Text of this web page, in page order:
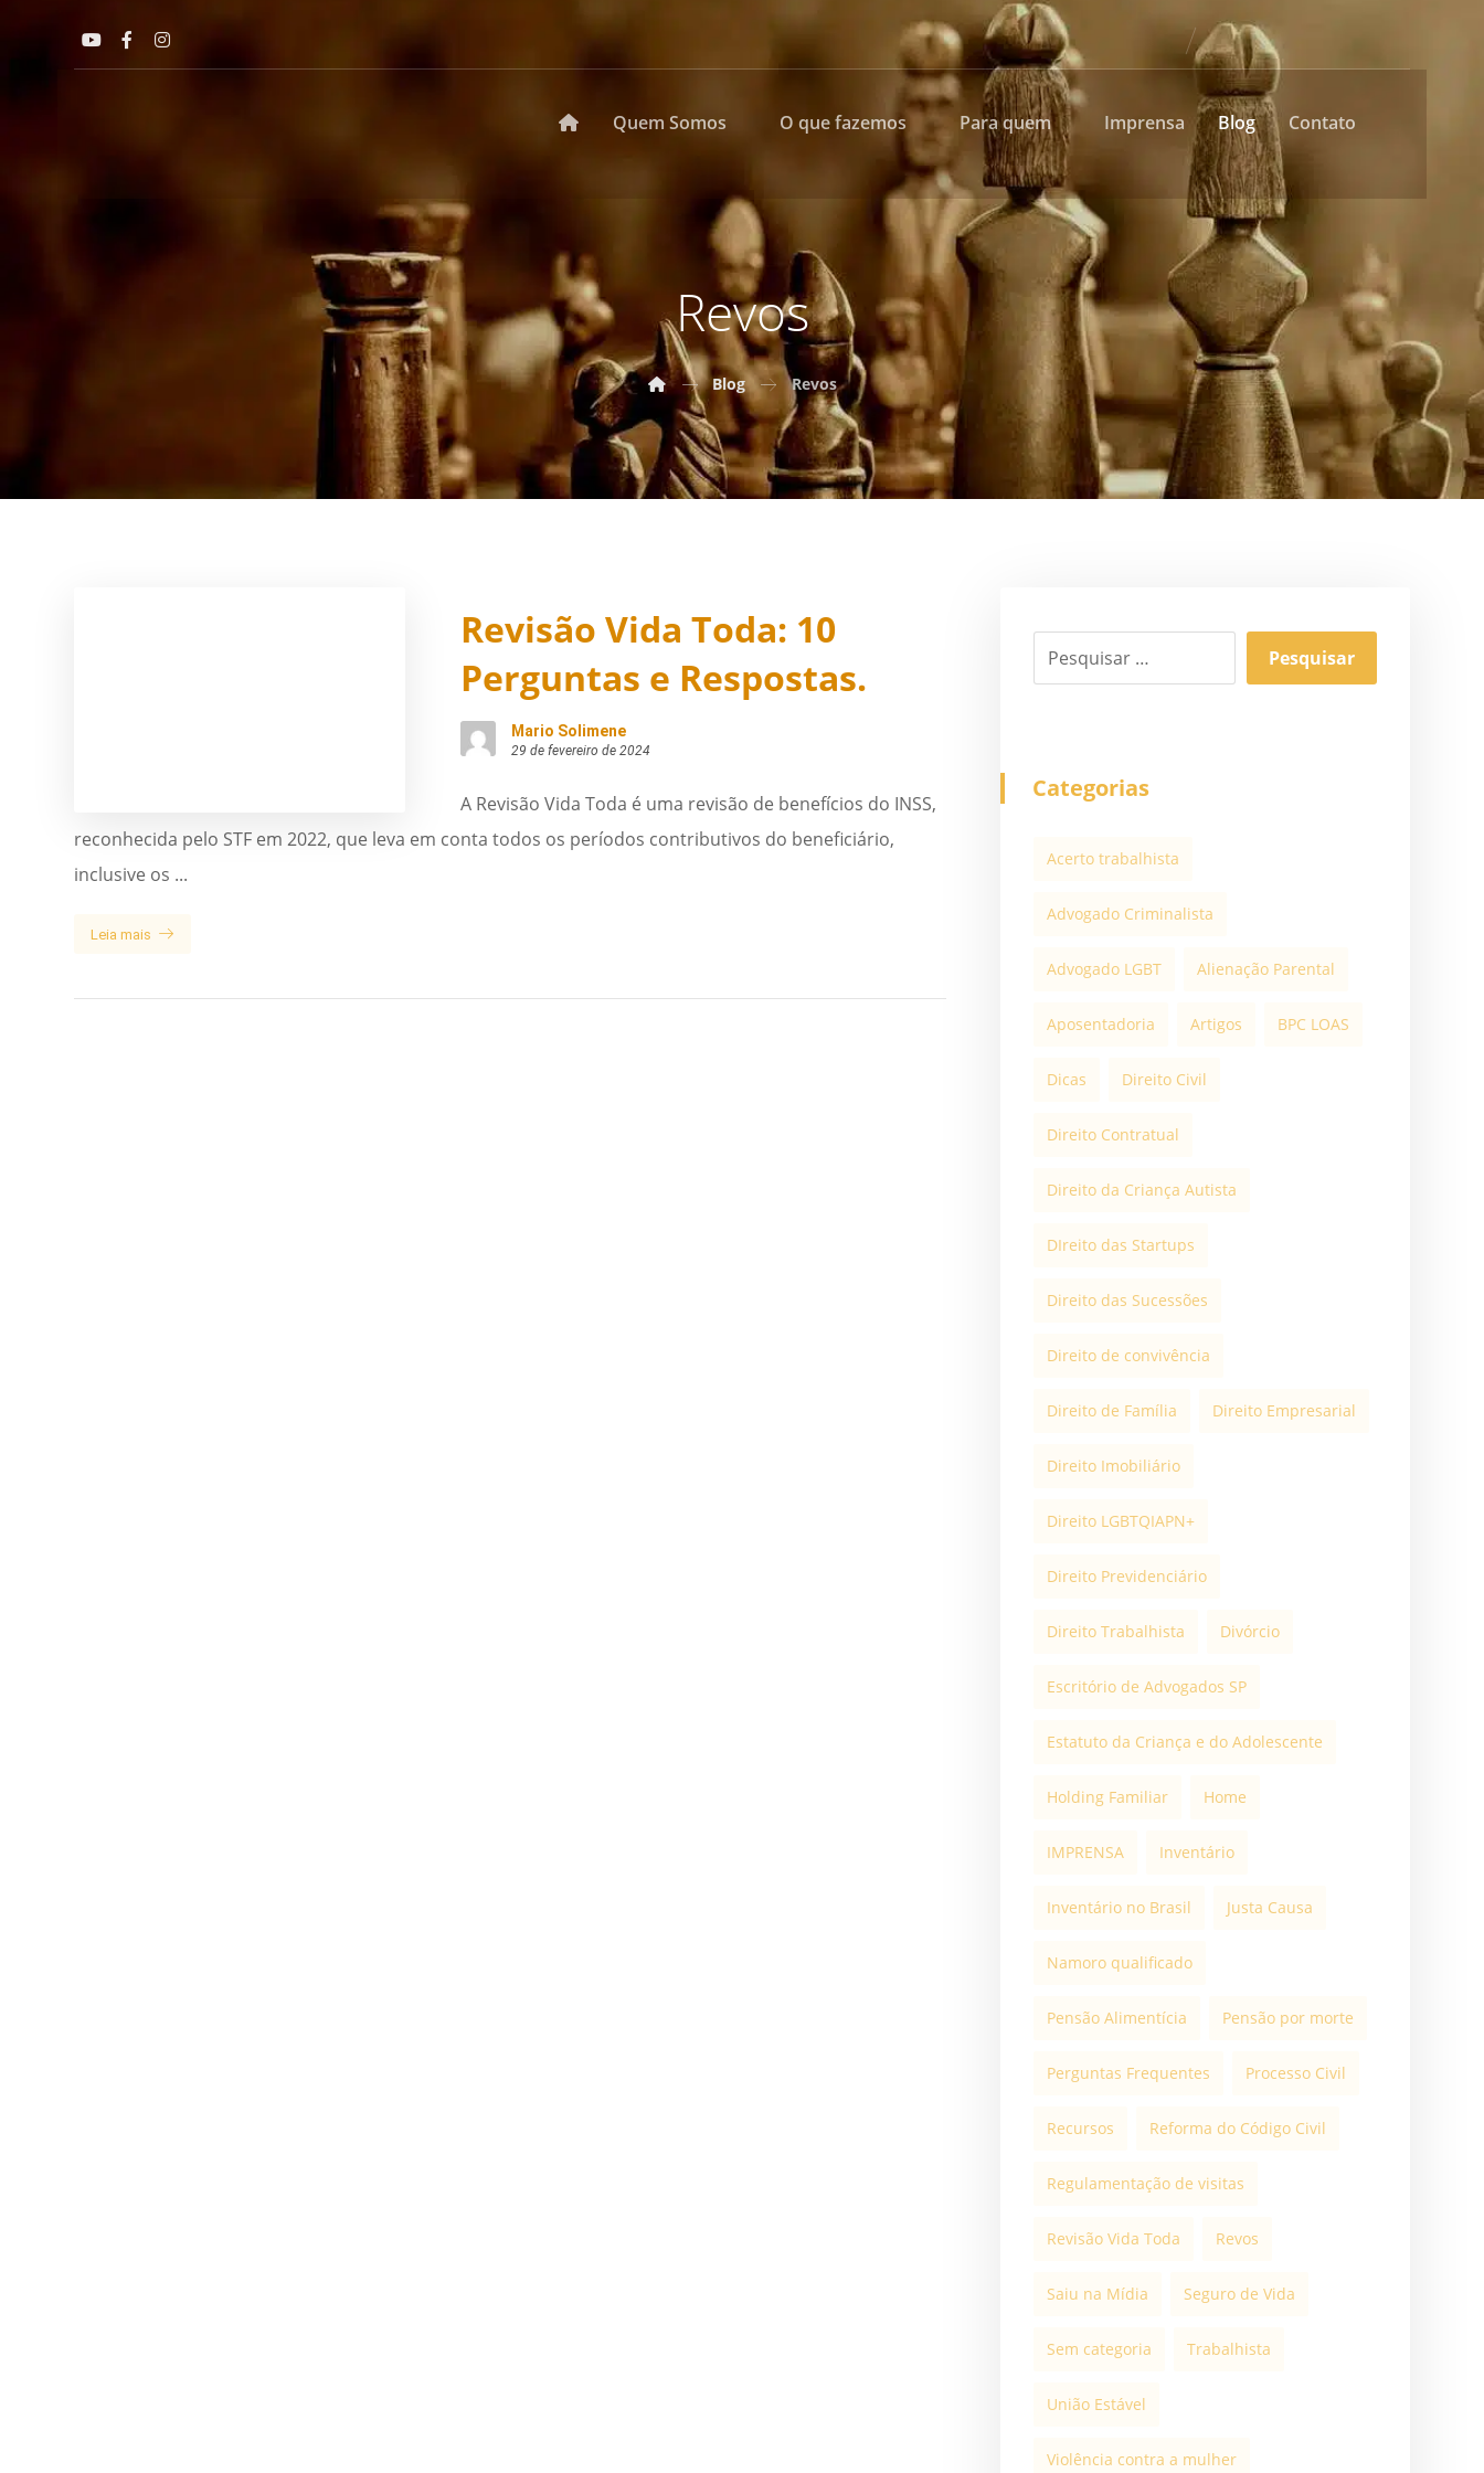
Quem Somos O que fazemos Para quem Imprensa Blog Contato
Revos
Blog Revos
Revisão Vida Toda: 10
Perguntas e Respostas.
Mario Solimene
29 de fevereiro de 2024
A Revisão Vida Toda é uma revisão de benefícios do INSS,
reconhecida pelo STF em 2022, que leva em conta todos os períodos contributivos do beneficiário,
inclusive os ...
Leia mais
Categorias
Acerto trabalhista
Advogado Criminalista
Advogado LGBT Alienação Parental
Aposentadoria Artigos BPC LOAS
Dicas Direito Civil
Direito Contratual
Direito da Criança Autista
DIreito das Startups
Direito das Sucessões
Direito de convivência
Direito de Família Direito Empresarial
Direito Imobiliário
Direito LGBTQIAPN+
Direito Previdenciário
Direito Trabalhista Divórcio
Escritório de Advogados SP
Estatuto da Criança e do Adolescente
Holding Familiar Home
IMPRENSA Inventário
Inventário no Brasil Justa Causa
Namoro qualificado
Pensão Alimentícia Pensão por morte
Perguntas Frequentes Processo Civil
Recursos Reforma do Código Civil
Regulamentação de visitas
Revisão Vida Toda Revos
Saiu na Mídia Seguro de Vida
Sem categoria Trabalhista
União Estável
Violência contra a mulher